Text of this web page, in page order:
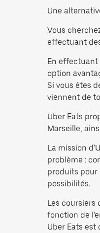
Une
Vous
effectuant
En effectuant
option
Si vous êtes
viennent de
Uber Eats
Marseille,
La mission
problème :
produits pour
possibilités.
Les
fonction de
Uber Eats